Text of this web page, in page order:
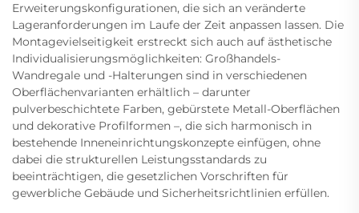
Erweiterungskonfigurationen, die sich an veränderte
Lageranforderungen im Laufe der Zeit anpassen lassen. Die
Montagevielseitigkeit erstreckt sich auch auf ästhetische
Individualisierungsmöglichkeiten: Großhandels-
Wandregale und -Halterungen sind in verschiedenen
Oberflächenvarianten erhältlich – darunter
pulverbeschichtete Farben, gebürstete Metall-Oberflächen
und dekorative Profilformen –, die sich harmonisch in
bestehende Inneneinrichtungskonzepte einfügen, ohne
dabei die strukturellen Leistungsstandards zu
beeinträchtigen, die gesetzlichen Vorschriften für
gewerbliche Gebäude und Sicherheitsrichtlinien erfüllen.